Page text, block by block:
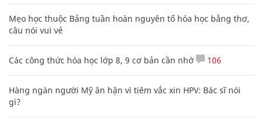
Mẹo học thuộc Bảng tuần hoàn nguyên tố hóa học bằng thơ,
câu nói vui vẻ
Các công thức hóa học lớp 8, 9 cơ bản cần nhớ 106
Hàng ngàn người Mỹ ân hận vì tiêm vắc xin HPV: Bác sĩ nói
gì?